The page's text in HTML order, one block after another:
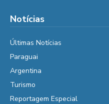
Notícias
Últimas Notícias
Paraguai
Argentina
Turismo
Reportagem Especial